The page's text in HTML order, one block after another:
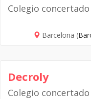
Colegio
Barcelona (
Decroly
Colegio